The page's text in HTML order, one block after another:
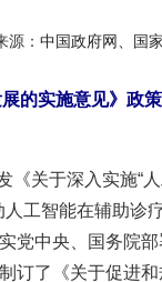
： 中国政府网、国
的实施意见》政
关于深入实施“人
工智能在辅助诊
党中央、国务院
了《关于促进和